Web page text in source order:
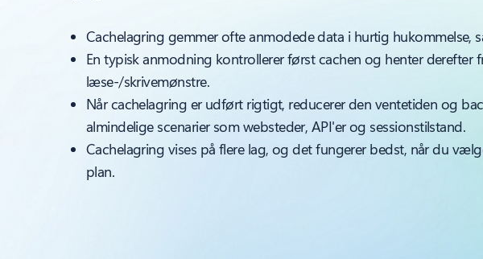
Cachelagring gemmer ofte anmodede data i hurtig hukommelse,
En typisk anmodning kontrollerer først cachen og henter
læse-/skrivemønstre.
Når cachelagring er udført rigtigt, reducerer den ventetiden og
almindelige scenarier som websteder, API'er og sessionstilstand.
Cachelagring vises på flere lag, og det fungerer bedst, når du
plan.